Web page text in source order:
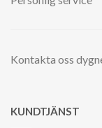
Kontakta oss
KUNDTJÄNST